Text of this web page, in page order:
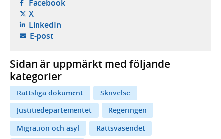
Facebook- öppnas i ny flik, extern webbplats,
X- öppnas i ny flik, extern webbplats,
LinkedIn- öppnas i ny flik, extern webbplats,
E-post- öppnar din e-postklient,
Sidan är uppmärkt med följande
kategorier
Rättsliga dokument
Skrivelse
Justitiedepartementet
Regeringen
Migration och asyl
Rättsväsendet